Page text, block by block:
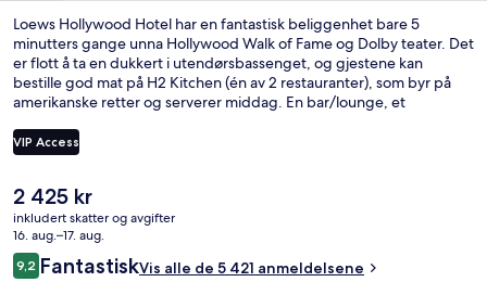
Loews Hollywood Hotel har en fantastisk beliggenhet bare 5
minutters gange unna Hollywood Walk of Fame og Dolby teater. Det
er flott å ta en dukkert i utendørsbassenget, og gjestene kan
bestille god mat på H2 Kitchen (én av 2 restauranter), som byr på
amerikanske retter og serverer middag. En bar/lounge, et
du kan glede deg til hvis du bestiller overnatting på dette hotellet i
Art Deco-stil. Parkeringsmulighetene og bassenget får mye skryt fra
transport: Hollywood - Highland Station ligger 3 minutter unna til
fots.
VIP Access
Den
nåværende
prisen
er
2 425 kr
2 425 kr
inkludert skatter og avgifter
16. aug.–17. aug.
Anmeldelser
9,29,2 av 10 –
FantastiskVis alle de 5 421 anmeldelsene